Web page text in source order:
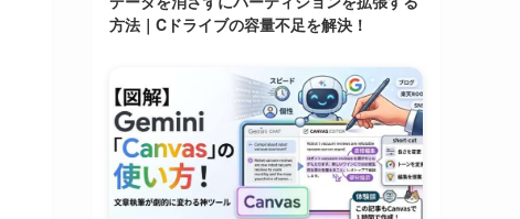
方法｜Cドライブの容量不足を解決！